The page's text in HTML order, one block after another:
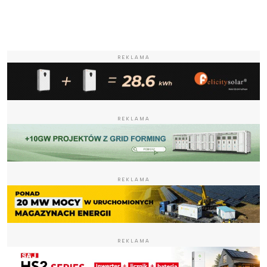
REKLAMA
REKLAMA
REKLAMA
REKLAMA